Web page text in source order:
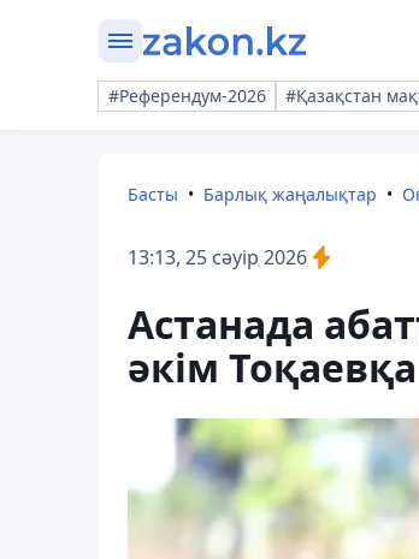
#Референдум-2026 #Қазақстан
Басты Барлық жаңалықтар
13:13, 25 сәуір 2026
Астанада
әкім